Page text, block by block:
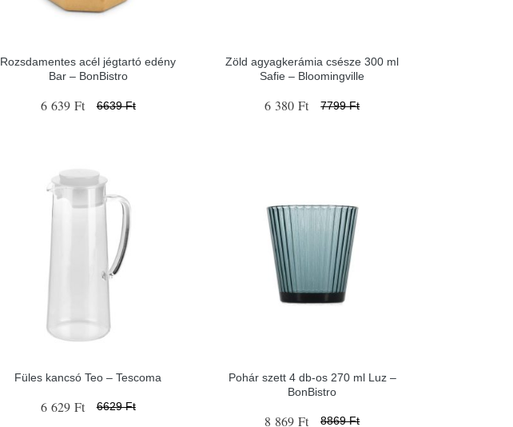
Rozsdamentes acél jégtartó edény
Bar – BonBistro
6 639 Ft 6639 Ft
Zöld agyagkerámia csésze 300 ml
Safie – Bloomingville
6 380 Ft 7799 Ft
Füles kancsó Teo – Tescoma
6 629 Ft 6629 Ft
Pohár szett 4 db-os 270 ml Luz –
BonBistro
8 869 Ft 8869 Ft